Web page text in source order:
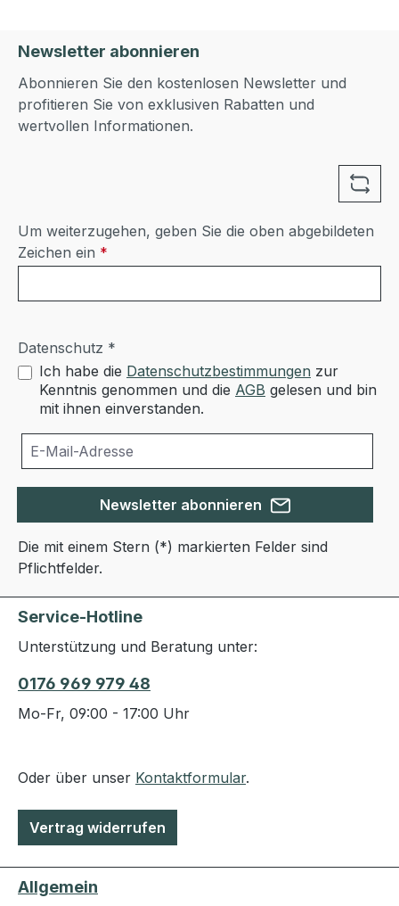
Newsletter abonnieren
Abonnieren Sie den kostenlosen Newsletter und
profitieren Sie von exklusiven Rabatten und
wertvollen Informationen.
Um weiterzugehen, geben Sie die oben abgebildeten
Zeichen ein *
Datenschutz *
Ich habe die Datenschutzbestimmungen zur
Kenntnis genommen und die AGB gelesen und bin
mit ihnen einverstanden.
Newsletter abonnieren
Die mit einem Stern (*) markierten Felder sind
Pflichtfelder.
Service-Hotline
Unterstützung und Beratung unter:
0176 969 979 48
Mo-Fr, 09:00 - 17:00 Uhr
Oder über unser Kontaktformular.
Vertrag widerrufen
Allgemein